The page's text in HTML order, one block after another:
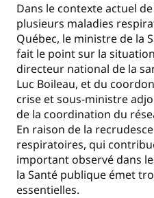
Dans le contexte actuel
plusieurs maladies
Québec, le ministre de la
fait le point sur la
directeur national de la
Luc Boileau, et du
crise et sous-ministre
de la coordination du
En raison de la
respiratoires, qui
important observé dans
la Santé publique émet
essentielles.